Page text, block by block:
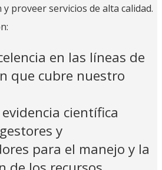
proveer servicios de alta calidad.
en las líneas de
que cubre nuestro
científica
y
para el manejo y la